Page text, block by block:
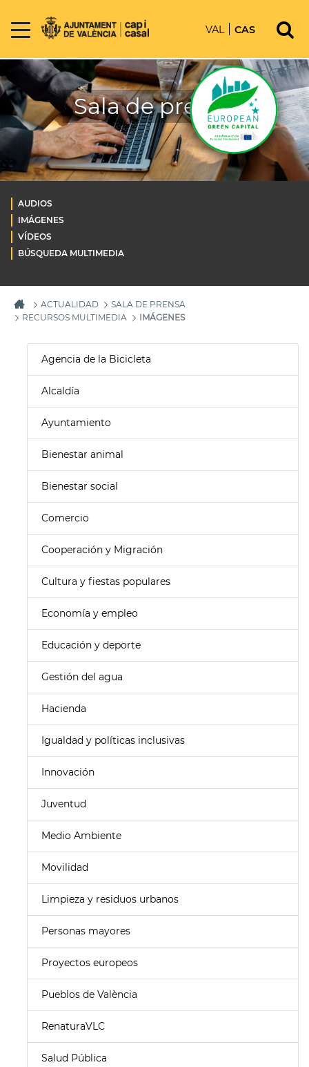
VAL CAS
Sala de prensa
AUDIOS
IMÁGENES
VÍDEOS
BÚSQUEDA MULTIMEDIA
ACTUALIDAD
SALA DE PRENSA
RECURSOS MULTIMEDIA
IMÁGENES
Agencia de la Bicicleta
Alcaldía
Ayuntamiento
Bienestar animal
Bienestar social
Comercio
Cooperación y Migración
Cultura y fiestas populares
Economía y empleo
Educación y deporte
Gestión del agua
Hacienda
Igualdad y políticas inclusivas
Innovación
Juventud
Medio Ambiente
Movilidad
Limpieza y residuos urbanos
Personas mayores
Proyectos europeos
Pueblos de València
RenaturaVLC
Salud Pública